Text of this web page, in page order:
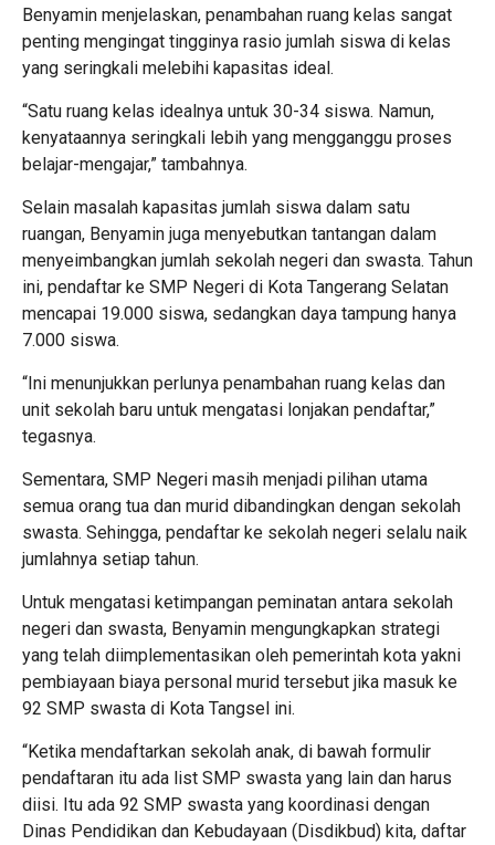
Benyamin menjelaskan, penambahan ruang kelas sangat
penting mengingat tingginya rasio jumlah siswa di kelas
yang seringkali melebihi kapasitas ideal.
“Satu ruang kelas idealnya untuk 30-34 siswa. Namun,
kenyataannya seringkali lebih yang mengganggu proses
belajar-mengajar,” tambahnya.
Selain masalah kapasitas jumlah siswa dalam satu
ruangan, Benyamin juga menyebutkan tantangan dalam
menyeimbangkan jumlah sekolah negeri dan swasta. Tahun
ini, pendaftar ke SMP Negeri di Kota Tangerang Selatan
mencapai 19.000 siswa, sedangkan daya tampung hanya
7.000 siswa.
“Ini menunjukkan perlunya penambahan ruang kelas dan
unit sekolah baru untuk mengatasi lonjakan pendaftar,”
tegasnya.
Sementara, SMP Negeri masih menjadi pilihan utama
semua orang tua dan murid dibandingkan dengan sekolah
swasta. Sehingga, pendaftar ke sekolah negeri selalu naik
jumlahnya setiap tahun.
Untuk mengatasi ketimpangan peminatan antara sekolah
negeri dan swasta, Benyamin mengungkapkan strategi
yang telah diimplementasikan oleh pemerintah kota yakni
pembiayaan biaya personal murid tersebut jika masuk ke
92 SMP swasta di Kota Tangsel ini.
“Ketika mendaftarkan sekolah anak, di bawah formulir
pendaftaran itu ada list SMP swasta yang lain dan harus
diisi. Itu ada 92 SMP swasta yang koordinasi dengan
Dinas Pendidikan dan Kebudayaan (Disdikbud) kita, daftar